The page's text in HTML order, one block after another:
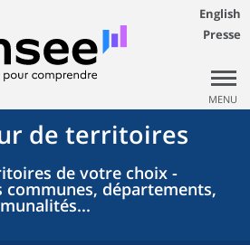
English
Presse
MENU
de territoires
de votre choix -
communes, départements,